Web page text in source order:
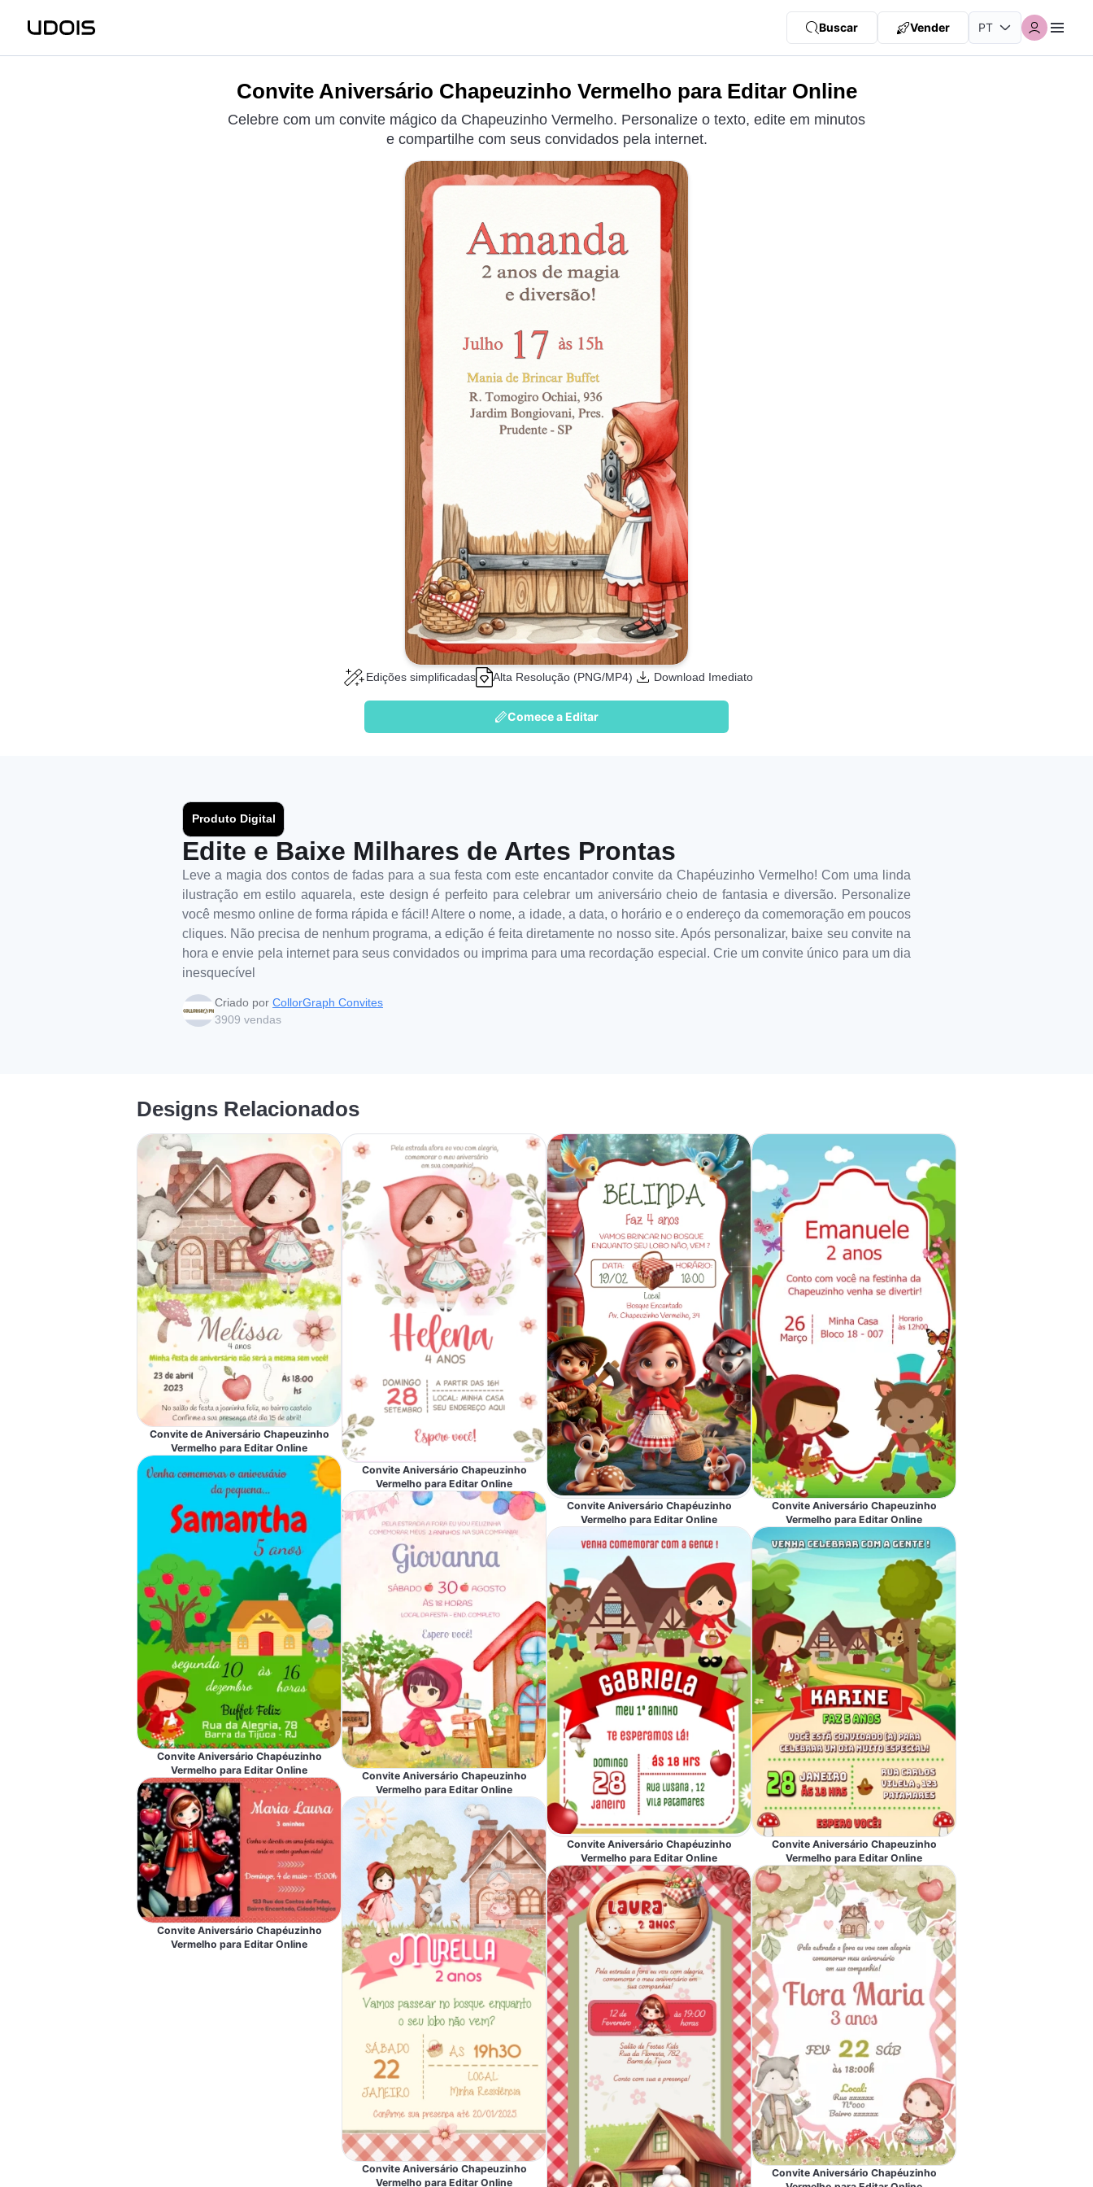
Buscar Vender
Convite Aniversário Chapeuzinho Vermelho para Editar Online
Celebre com um convite mágico da Chapeuzinho Vermelho. Personalize o texto, edite em minutos
e compartilhe com seus convidados pela internet.
Edições simplificadas Alta Resolução (PNG/MP4) Download Imediato
Comece a Editar
Produto Digital
Edite e Baixe Milhares de Artes Prontas
Leve a magia dos contos de fadas para a sua festa com este encantador convite da Chapéuzinho Vermelho! Com uma linda
ilustração em estilo aquarela, este design é perfeito para celebrar um aniversário cheio de fantasia e diversão. Personalize
você mesmo online de forma rápida e fácil! Altere o nome, a idade, a data, o horário e o endereço da comemoração em poucos
cliques. Não precisa de nenhum programa, a edição é feita diretamente no nosso site. Após personalizar, baixe seu convite na
hora e envie pela internet para seus convidados ou imprima para uma recordação especial. Crie um convite único para um dia
inesquecível
Criado por CollorGraph Convites
3909 vendas
Designs Relacionados
Convite de Aniversário Chapeuzinho
Vermelho para Editar Online
Convite Aniversário Chapéuzinho
Vermelho para Editar Online
Convite Aniversário Chapéuzinho
Vermelho para Editar Online
Convite Aniversário Chapeuzinho
Vermelho para Editar Online
Convite Aniversário Chapeuzinho
Vermelho para Editar Online
Convite Aniversário Chapeuzinho
Vermelho para Editar Online
Convite Aniversário Chapéuzinho
Vermelho para Editar Online
Convite Aniversário Chapéuzinho
Vermelho para Editar Online
Convite Aniversário Chapeuzinho
Vermelho para Editar Online
Convite Aniversário Chapeuzinho
Vermelho para Editar Online
Convite Aniversário Chapéuzinho